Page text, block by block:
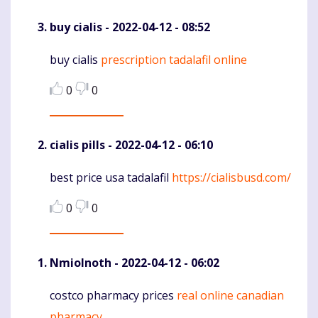
buy cialis - 2022-04-12 - 08:52
Komentaras
buy cialis prescription tadalafil online
0
0
cialis pills - 2022-04-12 - 06:10
Komentaras
best price usa tadalafil https://cialisbusd.com/
0
0
NmioInoth - 2022-04-12 - 06:02
Komentaras
costco pharmacy prices real online canadian